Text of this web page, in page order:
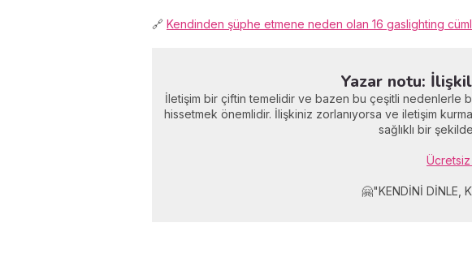
🔗 Kendinden şüphe etmene neden olan 16 gaslighting
Yazar notu:
İletişim bir çiftin temelidir ve bazen bu çeşitli nedenlerle
hissetmek önemlidir. İlişkiniz zorlanıyorsa ve iletişim
sağlıklı bir
🤗"KENDİNİ DİNLE,